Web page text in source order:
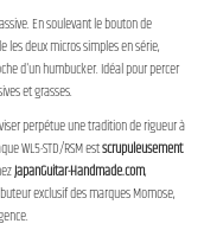
En soulevant le bouton de
les deux micros simples en série,
d'un humbucker. Idéal pour percer
et grasses.
perpétue une tradition de rigueur à
WL5-STD/RSM estscrupuleusement
JapanGuitar-Handmade.com,
exclusif des marques Momose,